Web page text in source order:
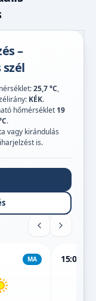
–
25,7 °C,
KÉK.
hőmérséklet 19
.
vagy kirándulás
is.
MA 15:00